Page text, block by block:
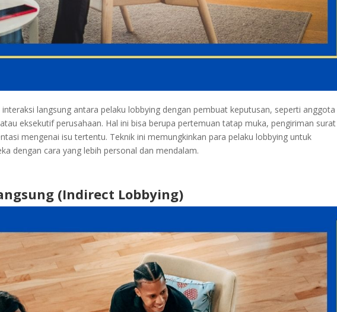
langsung antara pelaku lobbying dengan pembuat keputusan, seperti anggota
eksekutif perusahaan. Hal ini bisa berupa pertemuan tatap muka, pengiriman
mengenai isu tertentu. Teknik ini memungkinkan para pelaku lobbying untuk
dengan cara yang lebih personal dan mendalam.
(Indirect Lobbying)